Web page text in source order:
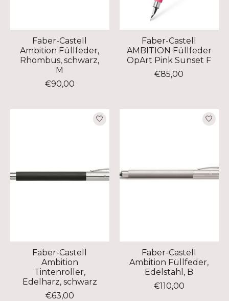
Faber-Castell
Ambition Füllfeder,
Rhombus, schwarz,
M
€90,00
Faber-Castell
AMBITION Füllfeder
OpArt Pink Sunset F
€85,00
Faber-Castell
Ambition
Tintenroller,
Edelharz, schwarz
€63,00
Faber-Castell
Ambition Füllfeder,
Edelstahl, B
€110,00